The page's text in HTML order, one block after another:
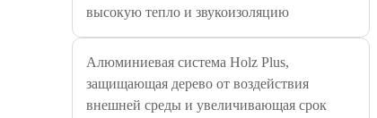
высокую тепло и звукоизоляцию
Алюминиевая система Holz Plus,
защищающая дерево от воздействия
внешней среды и увеличивающая срок